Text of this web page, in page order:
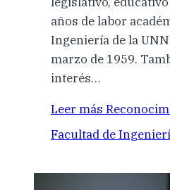
años de labor
Ingeniería de la
marzo de 1959.
interés…
Leer más
Facultad de